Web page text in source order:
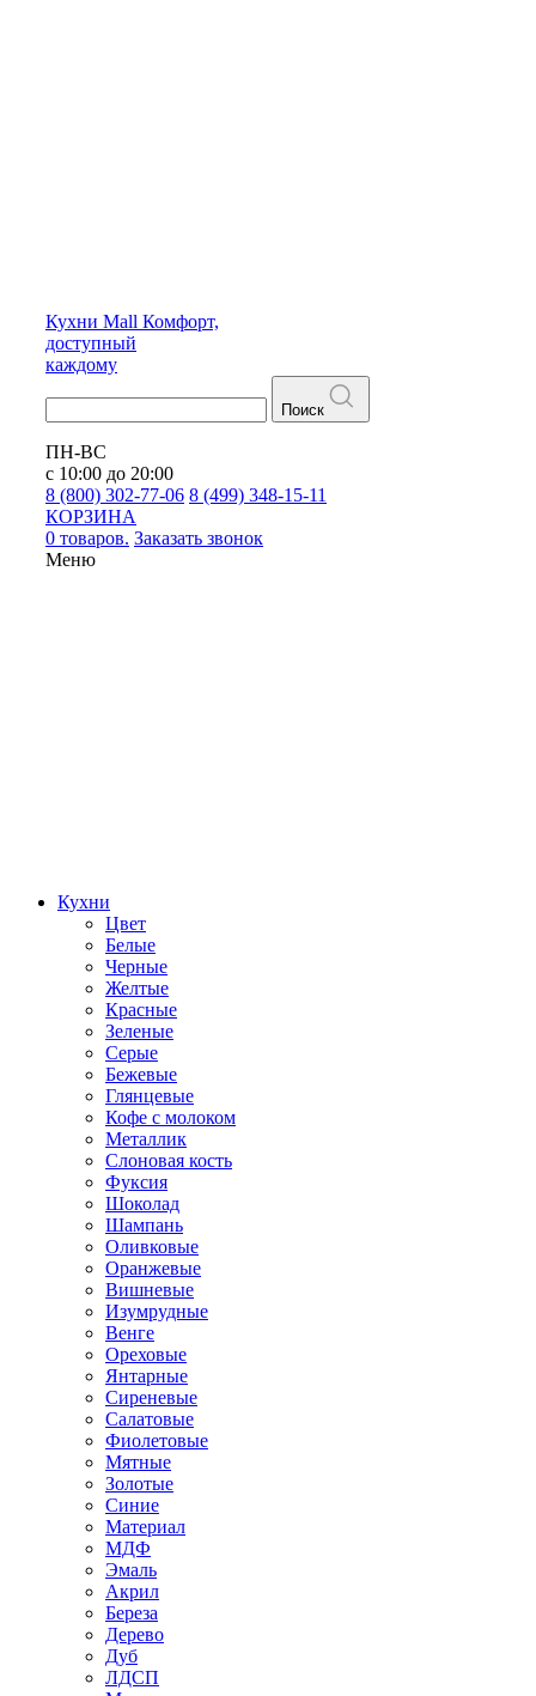
Кухни Mall Комфорт,
доступный
каждому
Поиск
ПН-ВС
с 10:00 до 20:00
8 (800) 302-77-06 8 (499) 348-15-11
КОРЗИНА
0 товаров. Заказать звонок
Меню
Кухни
Цвет
Белые
Черные
Желтые
Красные
Зеленые
Серые
Бежевые
Глянцевые
Кофе с молоком
Металлик
Слоновая кость
Фуксия
Шоколад
Шампань
Оливковые
Оранжевые
Вишневые
Изумрудные
Венге
Ореховые
Янтарные
Сиреневые
Салатовые
Фиолетовые
Мятные
Золотые
Синие
Материал
МДФ
Эмаль
Акрил
Береза
Дерево
Дуб
ЛДСП